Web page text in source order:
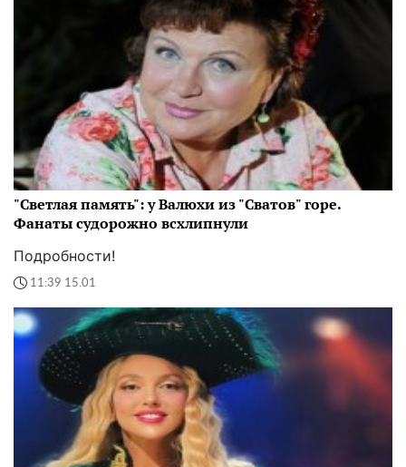
"Светлая память": у Валюхи из "Сватов" горе.
Фанаты судорожно всхлипнули
Подробности!
11:39 15.01